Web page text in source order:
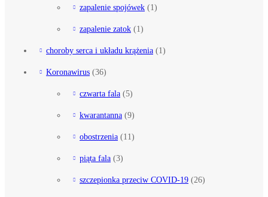
zapalenie spojówek (1)
zapalenie zatok (1)
choroby serca i układu krążenia (1)
Koronawirus (36)
czwarta fala (5)
kwarantanna (9)
obostrzenia (11)
piąta fala (3)
szczepionka przeciw COVID-19 (26)